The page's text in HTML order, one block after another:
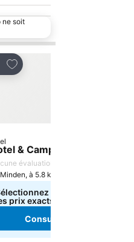
ne soit
Ajouter à mes favoris
& Campground South
évaluation
Minden, à 5.8 km de : Centre-ville
des dates pour voir
prix exacts
Consulter les prix